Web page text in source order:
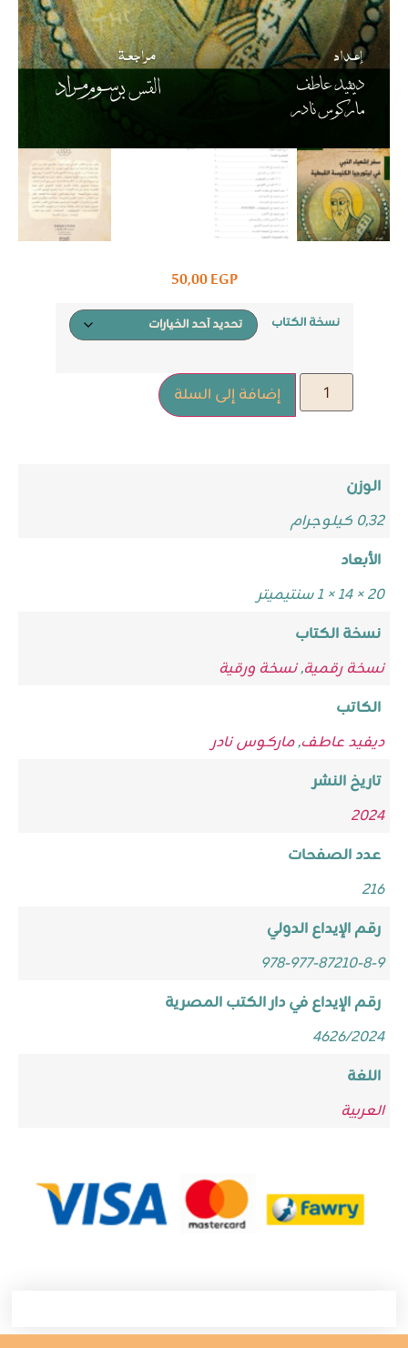
50,00EGP
نسخة الكتاب
إضافة إلى السلة
الوزن
0,32 كيلوجرام
الأبعاد
20 × 14 × 1 سنتيميتر
نسخة الكتاب
نسخة رقمية,نسخة ورقية
الكاتب
ديفيد عاطف,ماركوس نادر
تاريخ النشر
2024
عدد الصفحات
216
رقم الإيداع الدولي
978-977-87210-8-9
رقم الإيداع في دار الكتب المصرية
4626/2024
اللغة
العربية